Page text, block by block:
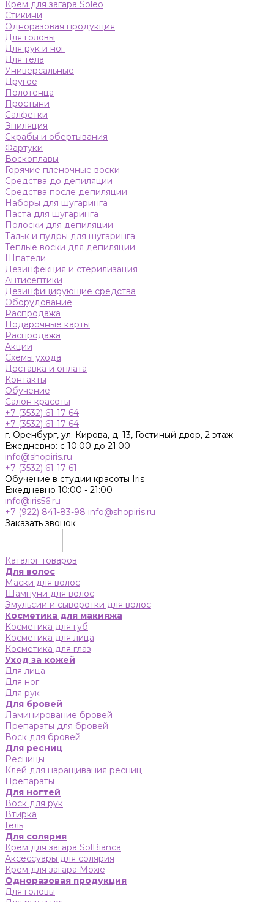
Крем для загара Soleo
Стикини
Одноразовая продукция
Для головы
Для рук и ног
Для тела
Универсальные
Другое
Полотенца
Простыни
Салфетки
Эпиляция
Скрабы и обертывания
Фартуки
Воскоплавы
Горячие пленочные воски
Средства до депиляции
Средства после депиляции
Наборы для шугаринга
Паста для шугаринга
Полоски для депиляции
Тальк и пудры для шугаринга
Теплые воски для депиляции
Шпатели
Дезинфекция и стерилизация
Антисептики
Дезинфицирующие средства
Оборудование
Распродажа
Подарочные карты
Распродажа
Акции
Схемы ухода
Доставка и оплата
Контакты
Обучение
Салон красоты
+7 (3532) 61-17-64
+7 (3532) 61-17-64
г. Оренбург, ул. Кирова, д. 13, Гостиный двор, 2 этаж
Ежедневно: с 10:00 до 21:00
info@shopiris.ru
+7 (3532) 61-17-61
Обучение в студии красоты Iris
Ежедневно 10:00 - 21:00
info@iris56.ru
+7 (922) 841-83-98 info@shopiris.ru
Заказать звонок
Каталог товаров
Для волос
Маски для волос
Шампуни для волос
Эмульсии и сыворотки для волос
Косметика для макияжа
Косметика для губ
Косметика для лица
Косметика для глаз
Уход за кожей
Для лица
Для ног
Для рук
Для бровей
Ламинирование бровей
Препараты для бровей
Воск для бровей
Для ресниц
Ресницы
Клей для наращивания ресниц
Препараты
Для ногтей
Воск для рук
Втирка
Гель
Для солярия
Крем для загара SolBianca
Аксессуары для солярия
Крем для загара Moxie
Одноразовая продукция
Для головы